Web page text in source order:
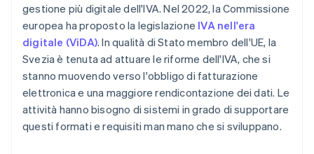
gestione più digitale dell'IVA. Nel 2022, la Commissione
europea ha proposto la legislazione IVA nell'era
digitale (ViDA). In qualità di Stato membro dell'UE, la
Svezia è tenuta ad attuare le riforme dell'IVA, che si
stanno muovendo verso l'obbligo di fatturazione
elettronica e una maggiore rendicontazione dei dati. Le
attività hanno bisogno di sistemi in grado di supportare
questi formati e requisiti man mano che si sviluppano.